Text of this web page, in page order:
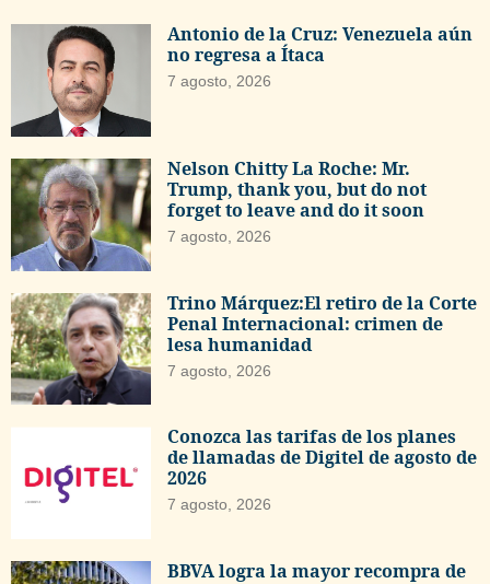
Antonio de la Cruz: Venezuela aún
no regresa a Ítaca
7 agosto, 2026
Nelson Chitty La Roche: Mr.
Trump, thank you, but do not
forget to leave and do it soon
7 agosto, 2026
Trino Márquez:El retiro de la Corte
Penal Internacional: crimen de
lesa humanidad
7 agosto, 2026
Conozca las tarifas de los planes
de llamadas de Digitel de agosto de
2026
7 agosto, 2026
BBVA logra la mayor recompra de